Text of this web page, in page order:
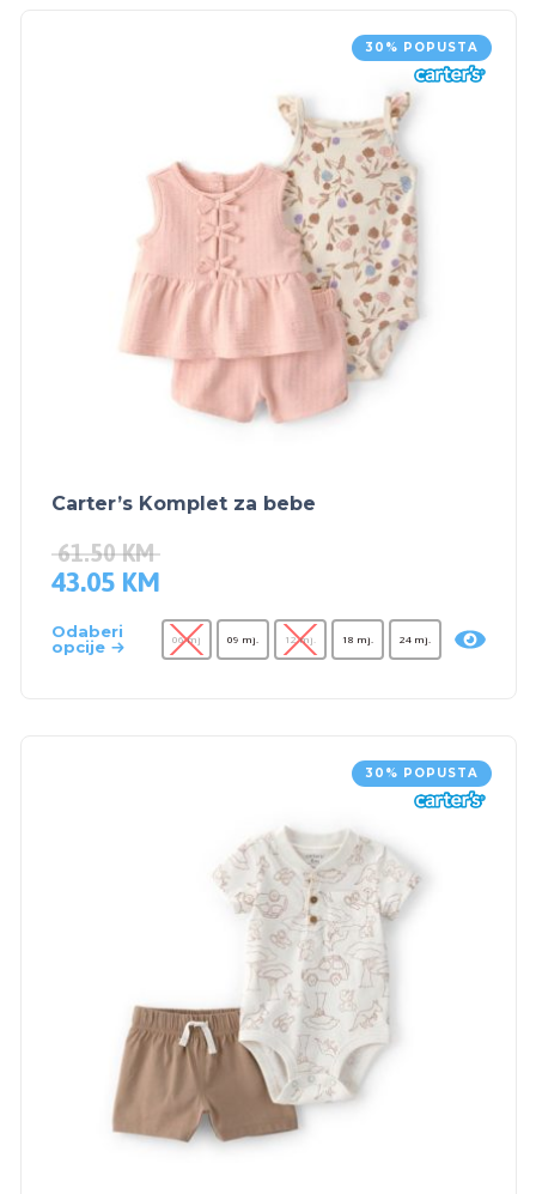
30% POPUSTA
Carter’s Komplet za bebe
61.50KM
43.05 KM
Odaberi
opcije
06 mj 09 mj. 12 mj. 18 mj. 24 mj.
30% POPUSTA